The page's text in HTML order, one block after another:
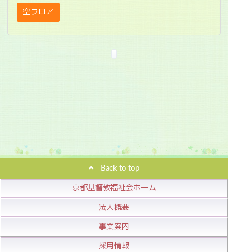
空フロア
Back to top
京都基督教福祉会ホーム
法人概要
事業案内
採用情報